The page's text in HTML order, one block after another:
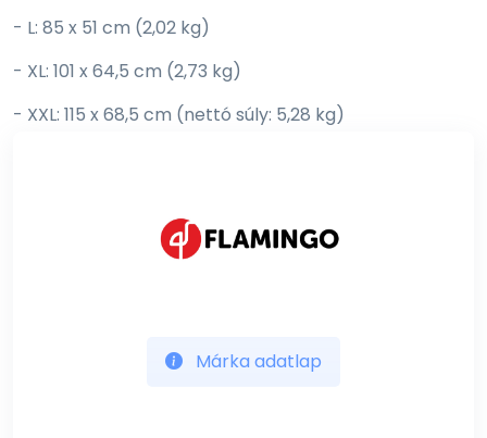
- L: 85 x 51 cm (2,02 kg)
- XL: 101 x 64,5 cm (2,73 kg)
- XXL: 115 x 68,5 cm (nettó súly: 5,28 kg)
(más színben is kapható)
Márka adatlap